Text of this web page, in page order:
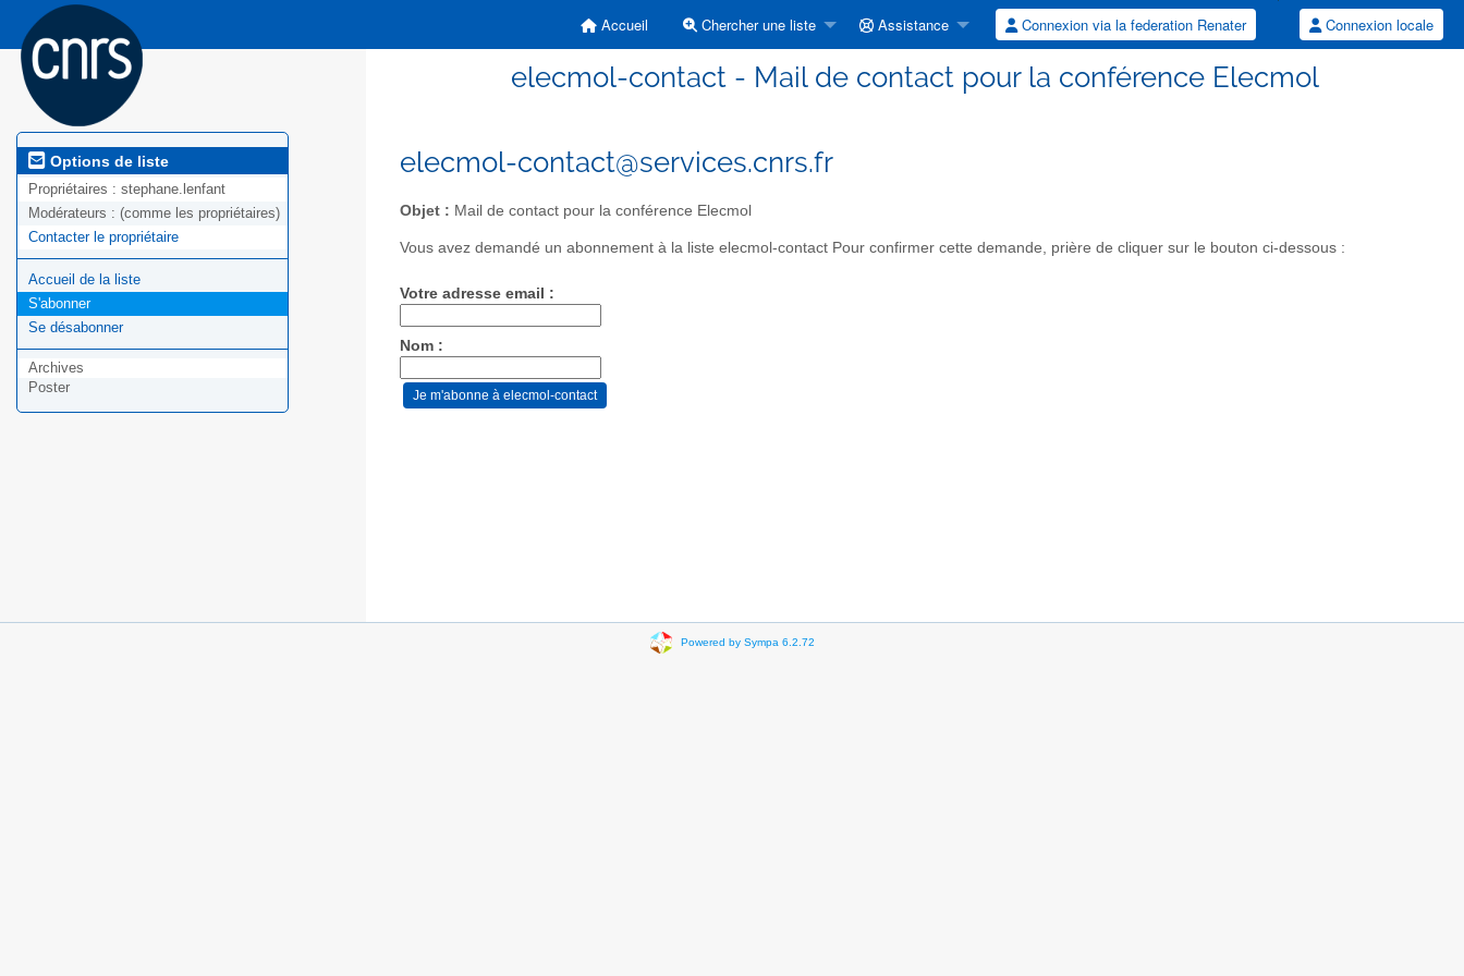
Accueil Chercher une liste Assistance Connexion via la federation Renater Connexion locale
elecmol-contact - Mail de contact pour la conférence Elecmol
Options de liste
Propriétaires : stephane.lenfant
Modérateurs : (comme les propriétaires)
Contacter le propriétaire
Accueil de la liste
S'abonner
Se désabonner
Archives
Poster
elecmol-contact@services.cnrs.fr
Objet : Mail de contact pour la conférence Elecmol
Vous avez demandé un abonnement à la liste elecmol-contact Pour confirmer cette demande, prière de cliquer sur le bouton ci-dessous :
Votre adresse email :
Nom :
Powered by Sympa 6.2.72